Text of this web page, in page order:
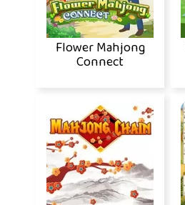
Flower Mahjong
Connect